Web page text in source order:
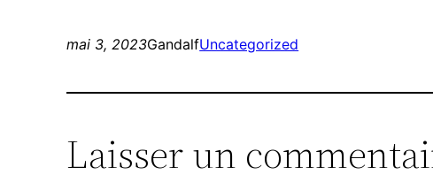
mai 3, 2023GandalfUncategorized
Laisser un